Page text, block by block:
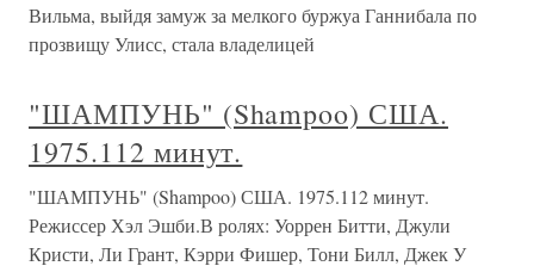
Вильма, выйдя замуж за мелкого буржуа Ганнибала по
прозвищу Улисс, стала владелицей
"ШАМПУНЬ" (Shampoo) США.
1975.112 минут.
"ШАМПУНЬ" (Shampoo) США. 1975.112 минут.
Режиссер Хэл Эшби.В ролях: Уоррен Битти, Джули
Кристи, Ли Грант, Кэрри Фишер, Тони Билл, Джек У